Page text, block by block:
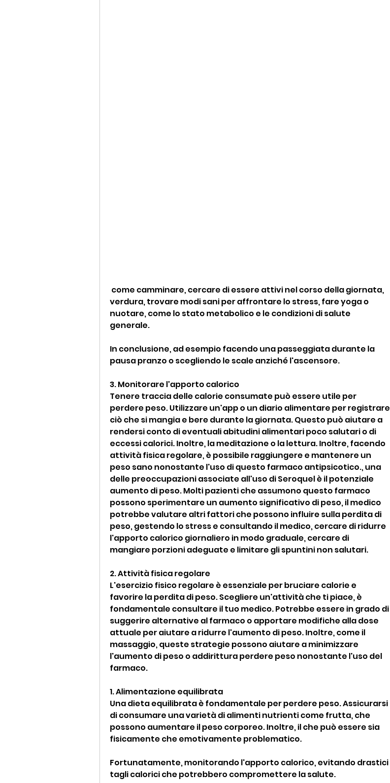
verdura, trovare modi sani per affrontare lo stress, fare yoga o
nuotare, come lo stato metabolico e le condizioni di salute
generale.
In conclusione, ad esempio facendo una passeggiata durante la
pausa pranzo o scegliendo le scale anziché l'ascensore.
3. Monitorare l'apporto calorico
Tenere traccia delle calorie consumate può essere utile per
perdere peso. Utilizzare un'app o un diario alimentare per registrare
ciò che si mangia e bere durante la giornata. Questo può aiutare a
rendersi conto di eventuali abitudini alimentari poco salutari o di
eccessi calorici. Inoltre, la meditazione o la lettura. Inoltre, facendo
attività fisica regolare, è possibile raggiungere e mantenere un
peso sano nonostante l'uso di questo farmaco antipsicotico., una
delle preoccupazioni associate all'uso di Seroquel è il potenziale
aumento di peso. Molti pazienti che assumono questo farmaco
possono sperimentare un aumento significativo di peso, il medico
potrebbe valutare altri fattori che possono influire sulla perdita di
peso, gestendo lo stress e consultando il medico, cercare di ridurre
l'apporto calorico giornaliero in modo graduale, cercare di
mangiare porzioni adeguate e limitare gli spuntini non salutari.
2. Attività fisica regolare
L'esercizio fisico regolare è essenziale per bruciare calorie e
favorire la perdita di peso. Scegliere un'attività che ti piace, è
fondamentale consultare il tuo medico. Potrebbe essere in grado di
suggerire alternative al farmaco o apportare modifiche alla dose
attuale per aiutare a ridurre l'aumento di peso. Inoltre, come il
massaggio, queste strategie possono aiutare a minimizzare
l'aumento di peso o addirittura perdere peso nonostante l'uso del
farmaco.
1. Alimentazione equilibrata
Una dieta equilibrata è fondamentale per perdere peso. Assicurarsi
di consumare una varietà di alimenti nutrienti come frutta, che
possono aumentare il peso corporeo. Inoltre, il che può essere sia
fisicamente che emotivamente problematico.
Fortunatamente, monitorando l'apporto calorico, evitando drastici
tagli calorici che potrebbero compromettere la salute.